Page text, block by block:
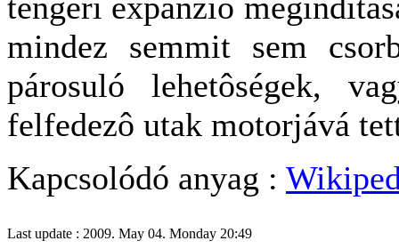
mindez semmit sem
párosuló lehetôségek,
felfedezô utak motorjává
Kapcsolódó anyag :
Last update : 2009. May 04. Monday 20:49